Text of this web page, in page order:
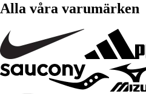
Alla våra varumärken